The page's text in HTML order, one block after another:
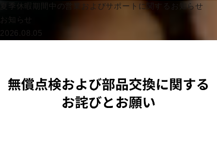
夏季休暇期間中の営業およびサポートに関するお知らせ
お知らせ
2026.08.05